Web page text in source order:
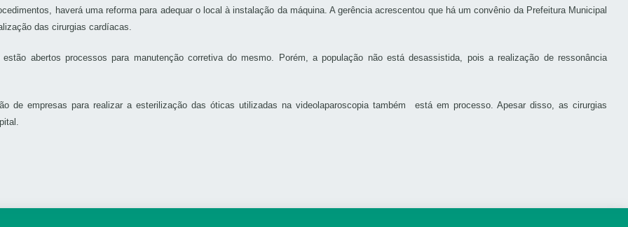
haverá uma reforma para adequar o local à instalação da máquina. A gerência acrescentou que há um convênio da Prefeitura Municipal
das cirurgias cardíacas.
abertos processos para manutenção corretiva do mesmo. Porém, a população não está desassistida, pois a realização de ressonância
de empresas para realizar a esterilização das óticas utilizadas na videolaparoscopia também está em processo. Apesar disso, as cirurgias